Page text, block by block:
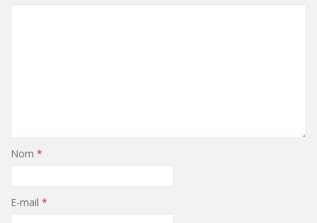
Nom *
E-mail *